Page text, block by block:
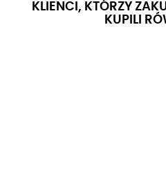
KLIENCI, KTÓRZY
KUPILI